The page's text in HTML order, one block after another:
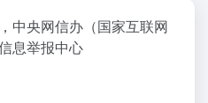
中央网信办（国家互联网
息举报中心